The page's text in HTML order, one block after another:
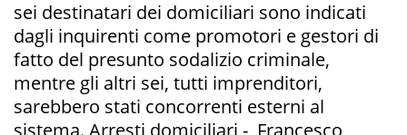
sei destinatari dei domiciliari sono indicati
dagli inquirenti come promotori e gestori di
fatto del presunto sodalizio criminale,
mentre gli altri sei, tutti imprenditori,
sarebbero stati concorrenti esterni al
sistema. Arresti domiciliari - Francesco